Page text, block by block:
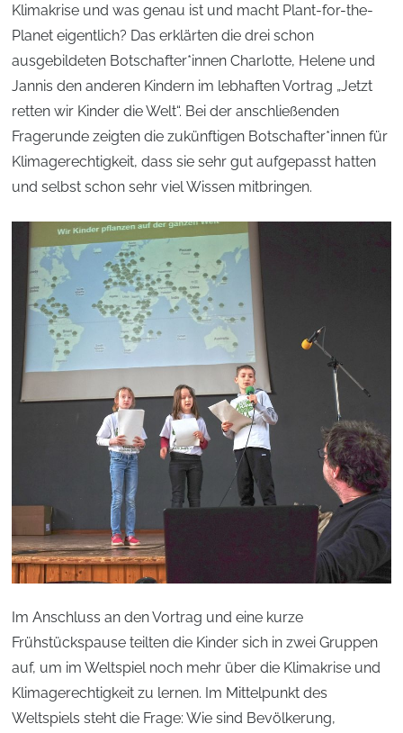
Klimakrise und was genau ist und macht Plant-for-the-
Planet eigentlich? Das erklärten die drei schon
ausgebildeten Botschafter*innen Charlotte, Helene und
Jannis den anderen Kindern im lebhaften Vortrag „Jetzt
retten wir Kinder die Welt“. Bei der anschließenden
Fragerunde zeigten die zukünftigen Botschafter*innen für
Klimagerechtigkeit, dass sie sehr gut aufgepasst hatten
und selbst schon sehr viel Wissen mitbringen.
Im Anschluss an den Vortrag und eine kurze
Frühstückspause teilten die Kinder sich in zwei Gruppen
auf, um im Weltspiel noch mehr über die Klimakrise und
Klimagerechtigkeit zu lernen. Im Mittelpunkt des
Weltspiels steht die Frage: Wie sind Bevölkerung,